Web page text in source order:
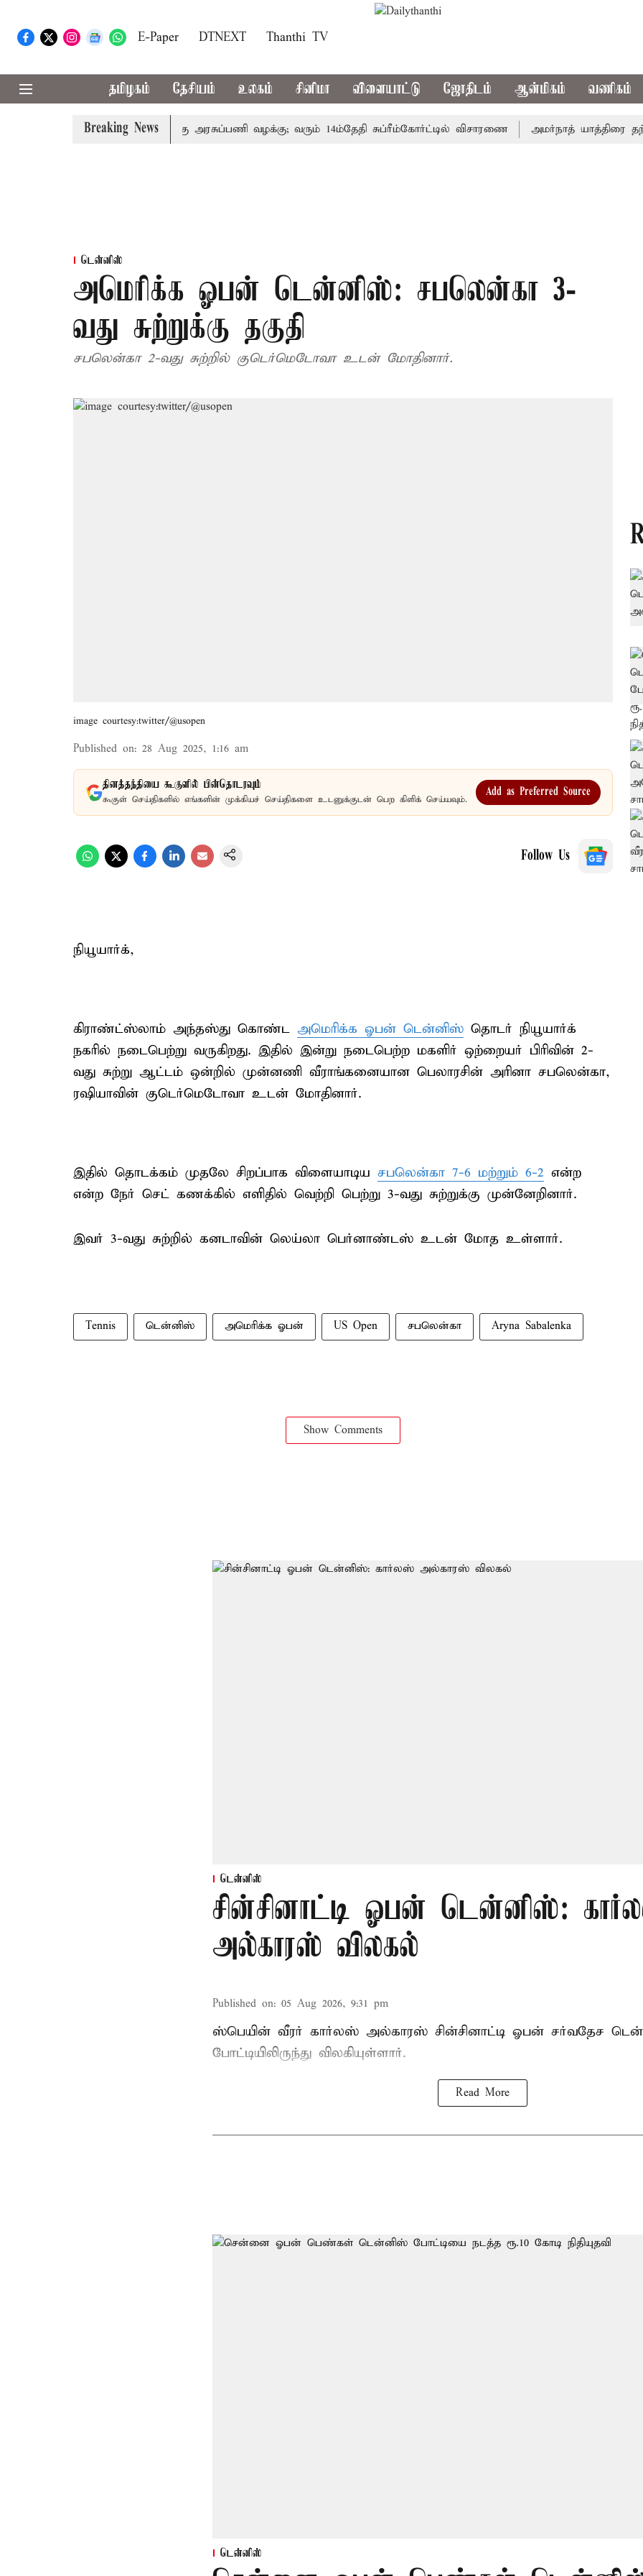
E-Paper DTNEXT Thanthi TV
தமிழகம் தேசியம் உலகம் சினிமா விளையாட்டு ஜோதிடம் ஆன்மிகம் வணிகம்
Breaking News
இறந்தோரின் குடும்பத்தினருக்கு அரசுப்பணி வழக்கு; வரும் 14ம்தேதி சுப்ரீம்கோர்ட்டில் விசாரணை அமர்நாத் யாத்திரை
டென்னிஸ்
அமெரிக்க ஓபன் டென்னிஸ்: சபலென்கா 3-
வது சுற்றுக்கு தகுதி
சபலென்கா 2-வது சுற்றில் குடெர்மெடோவா உடன் மோதினார்.
image courtesy:twitter/@usopen
Published on: 28 Aug 2025, 1:16 am
தினத்தந்தியை கூகுளில் பின்தொடரவும்
கூகுள் செய்திகளில் எங்களின் முக்கியச் செய்திகளை உடனுக்குடன் பெற கிளிக் செய்யவும்.
Add as Preferred Source
Follow Us
நியூயார்க்,
கிராண்ட்ஸ்லாம் அந்தஸ்து கொண்ட அமெரிக்க ஓபன் டென்னிஸ் தொடர் நியூயார்க்
நகரில் நடைபெற்று வருகிறது. இதில் இன்று நடைபெற்ற மகளிர் ஒற்றையர் பிரிவின் 2-
வது சுற்று ஆட்டம் ஒன்றில் முன்னணி வீராங்கனையான பெலாரசின் அரினா சபலென்கா,
ரஷியாவின் குடெர்மெடோவா உடன் மோதினார்.
இதில் தொடக்கம் முதலே சிறப்பாக விளையாடிய சபலென்கா 7-6 மற்றும் 6-2 என்ற
என்ற நேர் செட் கணக்கில் எளிதில் வெற்றி பெற்று 3-வது சுற்றுக்கு முன்னேறினார்.
இவர் 3-வது சுற்றில் கனடாவின் லெய்லா பெர்னாண்டஸ் உடன் மோத உள்ளார்.
Tennis டென்னிஸ் அமெரிக்க ஓபன் US Open சபலென்கா Aryna Sabalenka
Show Comments
டென்னிஸ்
சின்சினாட்டி ஓபன் டென்னிஸ்:
அல்காரஸ் விலகல்
Published on: 05 Aug 2026, 9:31 pm
ஸ்பெயின் வீரர் கார்லஸ் அல்காரஸ் சின்சினாட்டி ஓபன் சர்வதேச
போட்டியிலிருந்து விலகியுள்ளார்.
Read More
டென்னிஸ்